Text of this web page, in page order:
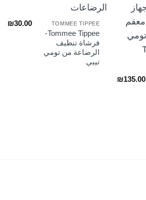
₪135.00
TOMMEE TIPPEE
Tommee Tippee-
فرشاة تنظيف
الرضاعة من تومي
تيبي
₪30.00